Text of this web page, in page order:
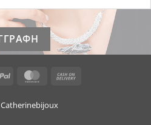
PayPal MasterCard
Catherinebijoux